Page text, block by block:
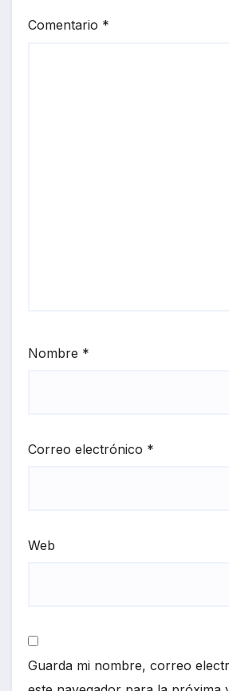
Comentario *
Nombre *
Correo electrónico *
Web
Guarda mi nombre, correo